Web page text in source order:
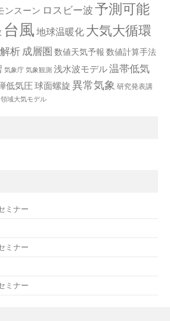
ンスーン ロスビー波 予測可能
台風 地球温暖化 大気大循環
析 成層圏 数値天気予報 数値計算手法
気象庁 気象観測 浅水波モデル温帯低気
低気圧球面螺旋 異常気象 研究発表講
領域大気モデル
ミナー
ミナー
ミナー